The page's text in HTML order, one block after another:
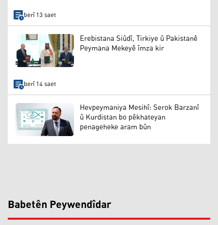
berî 13 saet
Erebistana Siûdî, Tirkiye û Pakistanê
Peymana Mekeyê îmza kir
berî 14 saet
Hevpeymaniya Mesihî: Serok Barzanî
û Kurdistan bo pêkhateyan
penageheke aram bûn
Babetên Peywendîdar